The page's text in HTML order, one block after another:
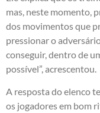
mas, neste momento,
dos movimentos que
pressionar o
conseguir, dentro de
possível”, acrescentou.
A resposta do elenco
os jogadores em bom